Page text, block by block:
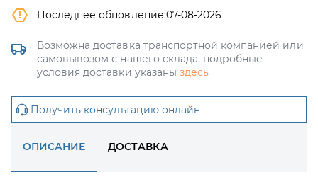
Последнее обновление:07-08-2026
Возможна доставка транспортной компанией или
самовывозом с нашего склада, подробные
условия доставки указаны здесь
Получить консультацию онлайн
ОПИСАНИЕ ДОСТАВКА